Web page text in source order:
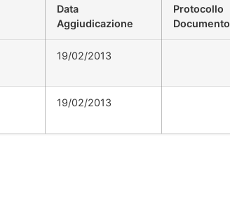
Data
Aggiudicazione
Protocollo
Documento
19/02/2013
19/02/2013